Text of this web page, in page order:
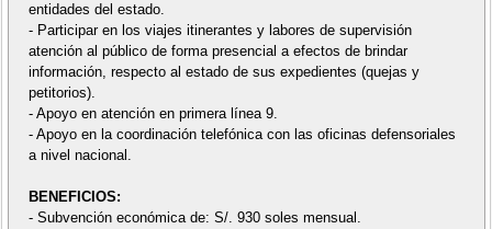
entidades del estado.
- Participar en los viajes itinerantes y labores de supervisión
atención al público de forma presencial a efectos de brindar
información, respecto al estado de sus expedientes (quejas y
petitorios).
- Apoyo en atención en primera línea 9.
- Apoyo en la coordinación telefónica con las oficinas defensoriales
a nivel nacional.
BENEFICIOS:
- Subvención económica de: S/. 930 soles mensual.